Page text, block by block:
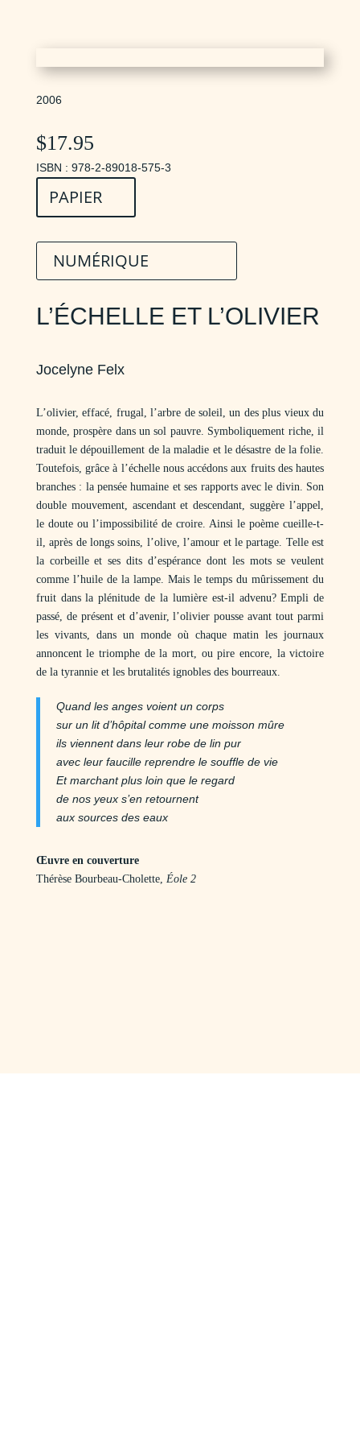
2006
$17.95
ISBN : 978-2-89018-575-3
PAPIER
NUMÉRIQUE
L’ÉCHELLE ET L’OLIVIER
Jocelyne Felx
L’olivier, effacé, frugal, l’arbre de soleil, un des plus vieux du
monde, prospère dans un sol pauvre. Symboliquement riche, il
traduit le dépouillement de la maladie et le désastre de la folie.
Toutefois, grâce à l’échelle nous accédons aux fruits des hautes
branches : la pensée humaine et ses rapports avec le divin. Son
double mouvement, ascendant et descendant, suggère l’appel,
le doute ou l’impossibilité de croire. Ainsi le poème cueille-t-
il, après de longs soins, l’olive, l’amour et le partage. Telle est
la corbeille et ses dits d’espérance dont les mots se veulent
comme l’huile de la lampe. Mais le temps du mûrissement du
fruit dans la plénitude de la lumière est-il advenu? Empli de
passé, de présent et d’avenir, l’olivier pousse avant tout parmi
les vivants, dans un monde où chaque matin les journaux
annoncent le triomphe de la mort, ou pire encore, la victoire
de la tyrannie et les brutalités ignobles des bourreaux.
Quand les anges voient un corps
sur un lit d’hôpital comme une moisson mûre
ils viennent dans leur robe de lin pur
avec leur faucille reprendre le souffle de vie
Et marchant plus loin que le regard
de nos yeux s’en retournent
aux sources des eaux
Œuvre en couverture
Thérèse Bourbeau-Cholette, Éole 2